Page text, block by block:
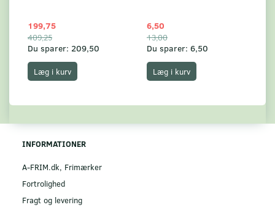
199,75
409,25
Du sparer: 209,50
Læg i kurv
6,50
13,00
Du sparer: 6,50
Læg i kurv
INFORMATIONER
A-FRIM.dk, Frimærker
Fortrolighed
Fragt og levering